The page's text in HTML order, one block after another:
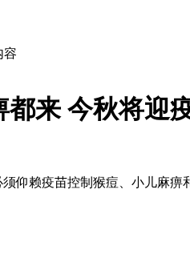
容
来 今秋将迎
仰赖疫苗控制猴痘、小儿麻